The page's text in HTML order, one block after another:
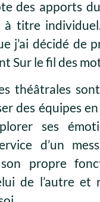
des apports
titre
j’ai décidé de
Sur le fil des
théâtrales
des équipes
ses
d’un
propre
de l’autre et